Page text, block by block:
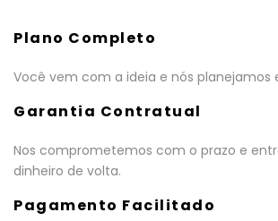
Plano Completo
Você vem com a ideia e nós planejamos
Garantia Contratual
Nos comprometemos com o prazo e
dinheiro de volta.
Pagamento Facilitado